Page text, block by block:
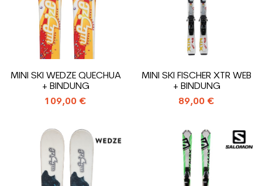
MINI SKI WEDZE QUECHUA
+ BINDUNG
109,00 €
MINI SKI FISCHER XTR WEB
+ BINDUNG
89,00 €